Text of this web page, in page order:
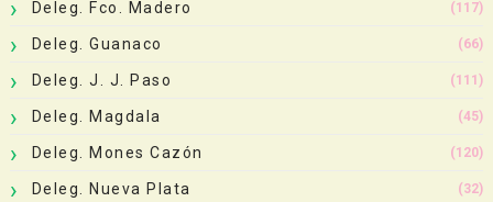
Deleg. Fco. Madero (117)
Deleg. Guanaco (66)
Deleg. J. J. Paso (111)
Deleg. Magdala (45)
Deleg. Mones Cazón (120)
Deleg. Nueva Plata (32)